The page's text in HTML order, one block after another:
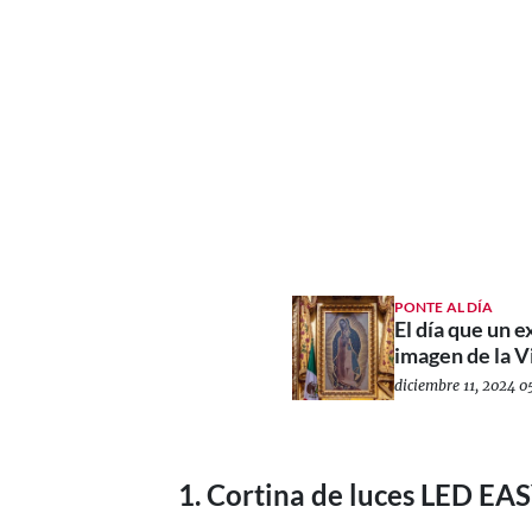
PONTE AL DÍA
El día que un
imagen de la
diciembre 11, 2024
1. Cortina de luces LED